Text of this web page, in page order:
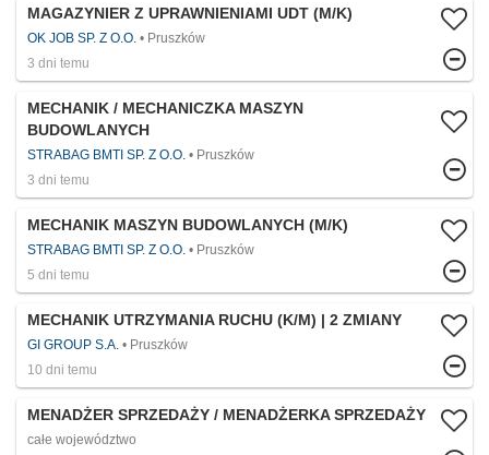
MAGAZYNIER Z UPRAWNIENIAMI UDT (M/K)
OK JOB SP. Z O.O.
Pruszków
3 dni temu
MECHANIK / MECHANICZKA MASZYN
BUDOWLANYCH
STRABAG BMTI SP. Z O.O.
Pruszków
3 dni temu
MECHANIK MASZYN BUDOWLANYCH (M/K)
STRABAG BMTI SP. Z O.O.
Pruszków
5 dni temu
MECHANIK UTRZYMANIA RUCHU (K/M) | 2 ZMIANY
GI GROUP S.A.
Pruszków
10 dni temu
MENADŻER SPRZEDAŻY / MENADŻERKA SPRZEDAŻY
całe województwo